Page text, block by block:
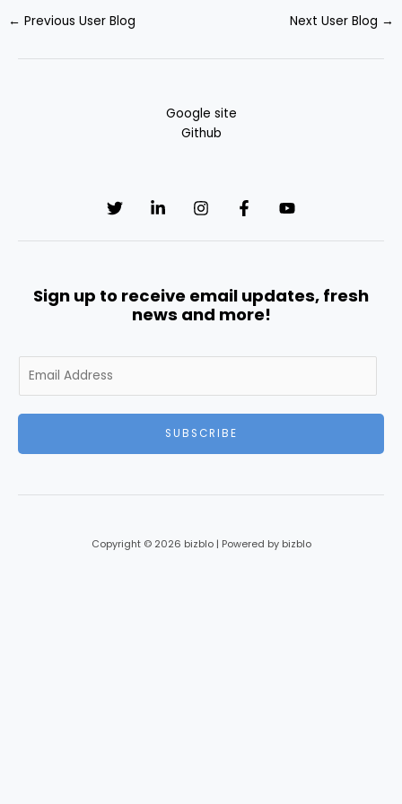
← Previous User Blog Next User Blog →
Google site
Github
Sign up to receive email updates, fresh
news and more!
m
SUBSCRIBE
Copyright © 2026 bizblo | Powered by bizblo